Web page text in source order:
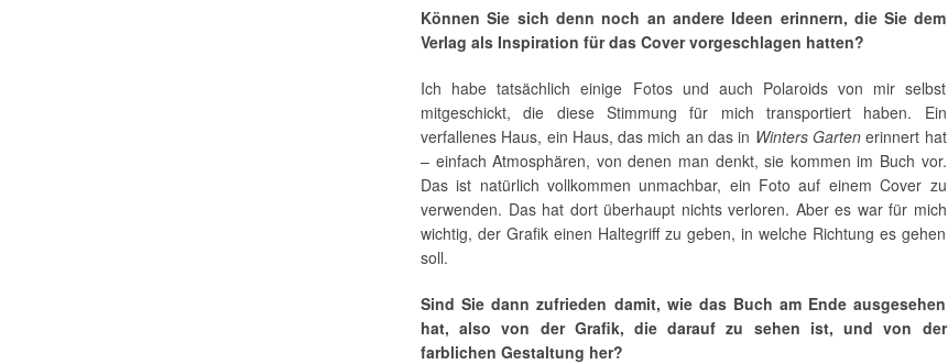
Können Sie sich denn noch an andere Ideen erinnern, die Sie dem
Verlag als Inspiration für das Cover vorgeschlagen hatten?
Ich habe tatsächlich einige Fotos und auch Polaroids von mir selbst
mitgeschickt, die diese Stimmung für mich transportiert haben. Ein
verfallenes Haus, ein Haus, das mich an das in Winters Gartenerinnert hat
– einfach Atmosphären, von denen man denkt, sie kommen im Buch vor.
Das ist natürlich vollkommen unmachbar, ein Foto auf einem Cover zu
verwenden. Das hat dort überhaupt nichts verloren. Aber es war für mich
wichtig, der Grafik einen Haltegriff zu geben, in welche Richtung es gehen
soll.
Sind Sie dann zufrieden damit, wie das Buch am Ende ausgesehen
hat, also von der Grafik, die darauf zu sehen ist, und von der
farblichen Gestaltung her?